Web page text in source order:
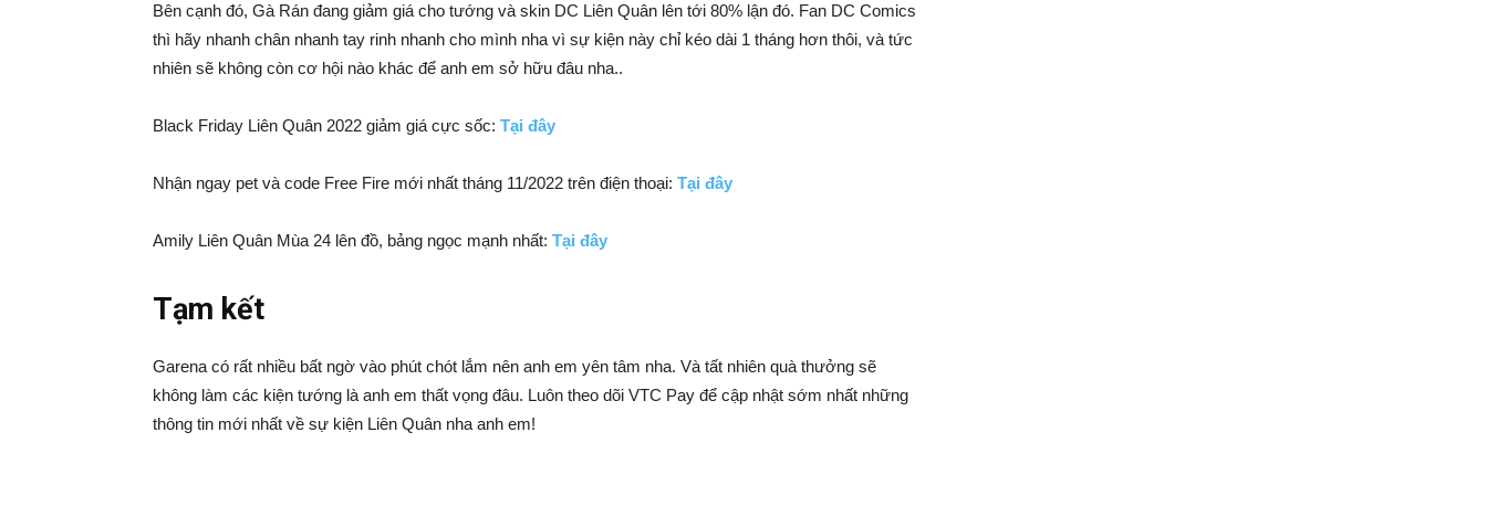
Bên cạnh đó, Gà Rán đang giảm giá cho tướng và skin DC Liên Quân lên tới 80% lận đó. Fan DC Comics
thì hãy nhanh chân nhanh tay rinh nhanh cho mình nha vì sự kiện này chỉ kéo dài 1 tháng hơn thôi, và tức
nhiên sẽ không còn cơ hội nào khác để anh em sở hữu đâu nha..
Black Friday Liên Quân 2022 giảm giá cực sốc: Tại đây
Nhận ngay pet và code Free Fire mới nhất tháng 11/2022 trên điện thoại: Tại đây
Amily Liên Quân Mùa 24 lên đồ, bảng ngọc mạnh nhất: Tại đây
Tạm kết
Garena có rất nhiều bất ngờ vào phút chót lắm nên anh em yên tâm nha. Và tất nhiên quà thưởng sẽ
không làm các kiện tướng là anh em thất vọng đâu. Luôn theo dõi VTC Pay để cập nhật sớm nhất những
thông tin mới nhất về sự kiện Liên Quân nha anh em!